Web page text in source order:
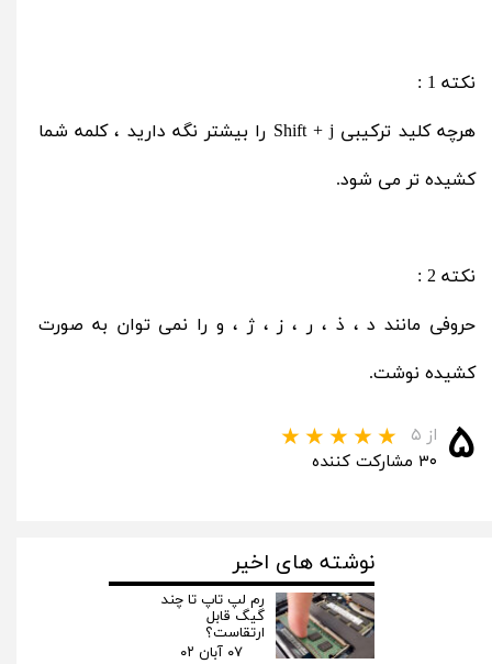
نکته 1 :
هرچه کلید ترکیبی Shift + j را بیشتر نگه دارید ، کلمه شما
کشیده تر می شود.
نکته 2 :
حروفی مانند د ، ذ ، ر ، ز ، ژ ، و را نمی توان به صورت
کشیده نوشت.
۵ از ۵
۳۰ مشارکت کننده
نوشته های اخیر
رم لپ تاپ تا چند
گیگ قابل
ارتقاست؟
۰۷ آبان ۰۲